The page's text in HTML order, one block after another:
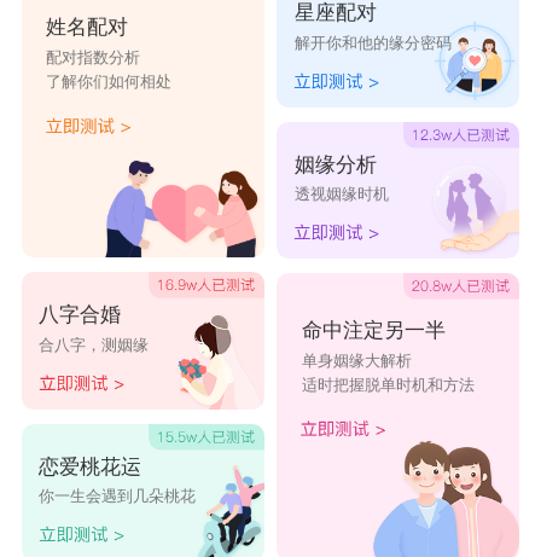
姓名配对
配对指数分析
了解你们如何相处
八字合婚
合八字，测姻缘
恋爱桃花运
你一生会遇到几朵桃花
星座配对
解开你和他的缘分密码
姻缘分析
透视姻缘时机
命中注定另一半
单身姻缘大解析
适时把握脱单时机和方法